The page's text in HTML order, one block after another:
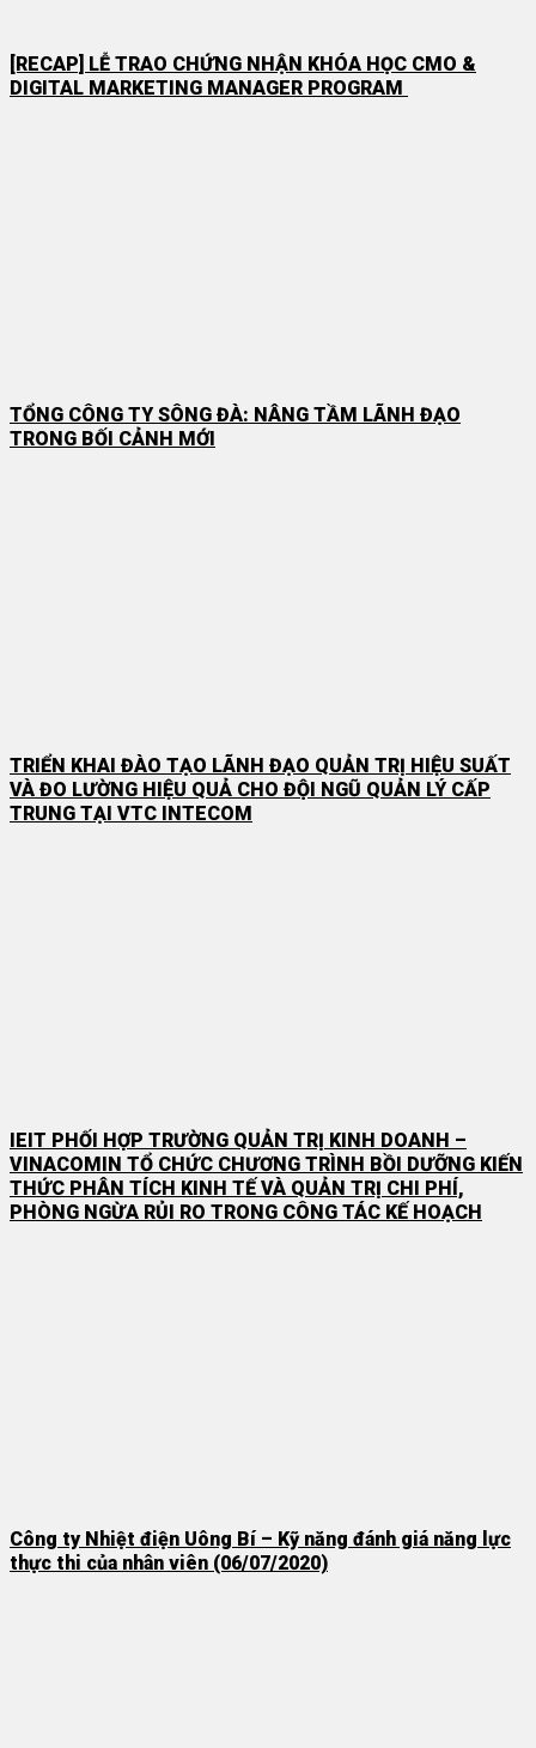
[RECAP] LỄ TRAO CHỨNG NHẬN KHÓA HỌC CMO &
DIGITAL MARKETING MANAGER PROGRAM
TỔNG CÔNG TY SÔNG ĐÀ: NÂNG TẦM LÃNH ĐẠO
TRONG BỐI CẢNH MỚI
TRIỂN KHAI ĐÀO TẠO LÃNH ĐẠO QUẢN TRỊ HIỆU SUẤT
VÀ ĐO LƯỜNG HIỆU QUẢ CHO ĐỘI NGŨ QUẢN LÝ CẤP
TRUNG TẠI VTC INTECOM
IEIT PHỐI HỢP TRƯỜNG QUẢN TRỊ KINH DOANH –
VINACOMIN TỔ CHỨC CHƯƠNG TRÌNH BỒI DƯỠNG KIẾN
THỨC PHÂN TÍCH KINH TẾ VÀ QUẢN TRỊ CHI PHÍ,
PHÒNG NGỪA RỦI RO TRONG CÔNG TÁC KẾ HOẠCH
Công ty Nhiệt điện Uông Bí – Kỹ năng đánh giá năng lực
thực thi của nhân viên (06/07/2020)